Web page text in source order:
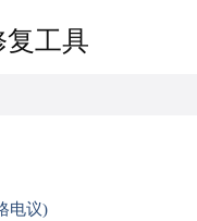
复工具
电议)